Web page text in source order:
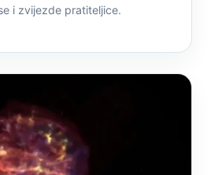
i zvijezde pratiteljice.